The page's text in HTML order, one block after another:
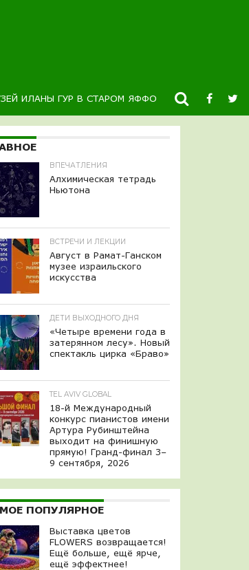
ИЛАНЫ ГУР В СТАРОМ ЯФФО НОВОСТИ
ВПЕЧАТЛЕНИЯ
Алхимическая тетрадь
Ньютона
ВСТРЕЧИ И ЛЕКЦИИ
Август в Рамат-Ганском
музее израильского
искусства
ДЕТИ ВЫХОДНОГО ДНЯ
«Четыре времени года в
затерянном лесу». Новый
спектакль цирка «Браво»
TEL AVIV GLOBAL
18-й Международный
конкурс пианистов имени
Артура Рубинштейна
выходит на финишную
прямую! Гранд-финал 3–
9 сентября, 2026
ПОПУЛЯРНОЕ
Выставка цветов
FLOWERS возвращается!
Ещё больше, ещё ярче,
ещё эффектнее!